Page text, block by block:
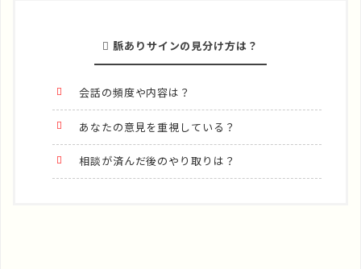
脈ありサインの見分け方は？
会話の頻度や内容は？
あなたの意見を重視している？
相談が済んだ後のやり取りは？